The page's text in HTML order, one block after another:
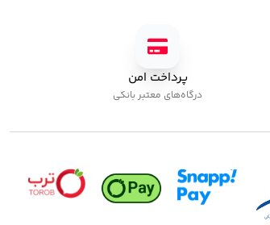
پرداخت امن
درگاه‌های معتبر بانکی